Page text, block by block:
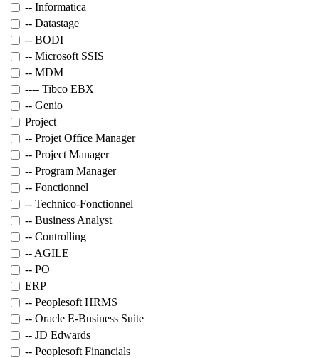
-- Informatica
-- Datastage
-- BODI
-- Microsoft SSIS
-- MDM
---- Tibco EBX
-- Genio
Project
-- Projet Office Manager
-- Project Manager
-- Program Manager
-- Fonctionnel
-- Technico-Fonctionnel
-- Business Analyst
-- Controlling
-- AGILE
-- PO
ERP
-- Peoplesoft HRMS
-- Oracle E-Business Suite
-- JD Edwards
-- Peoplesoft Financials